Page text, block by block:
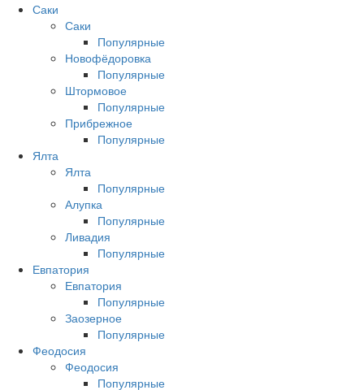
Саки
Саки
Популярные
Новофёдоровка
Популярные
Штормовое
Популярные
Прибрежное
Популярные
Ялта
Ялта
Популярные
Алупка
Популярные
Ливадия
Популярные
Евпатория
Евпатория
Популярные
Заозерное
Популярные
Феодосия
Феодосия
Популярные